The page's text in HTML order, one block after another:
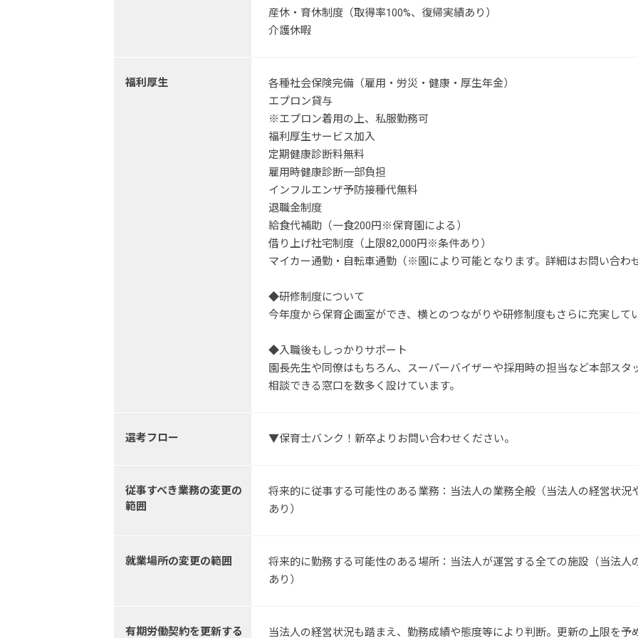
産休・育休制度（取得率100%、復帰実績あり）
介護休暇
福利厚生
各種社会保険完備（雇用・労災・健康・厚生年金）
エプロン貸与
※エプロン着用の上、私服勤務可
福利厚生サービス加入
定期健康診断料無料
雇用時健康診断一部負担
インフルエンザ予防接種代無料
退職金制度
給食代補助（一食200円※保育園による）
借り上げ社宅制度（上限82,000円※条件あり）
マイカー通勤・自転車通勤（※園により可能となります。詳細はお問い合わ
◆研修制度について
今年度から保育企画室ができ、横とのつながりや研修制度もさらに充実して
◆入職後もしっかりサポート
園長先生や同僚はもちろん、スーパーバイザーや採用時の担当など本部ス
相談できる窓口を数多く設けています。
選考フロー ▼保育士バンク！新卒よりお問い合わせください。
従事すべき業務の変更の
範囲
将来的に従事する可能性のある業務：当法人の業務全般（当法人の経営状
あり）
就業場所の変更の範囲
将来的に勤務する可能性のある場所：当法人が運営する全ての施設（当法
あり）
有期労働契約を更新する 当法人の経営状況も踏まえ、勤務成績や態度等により判断。更新の上限を